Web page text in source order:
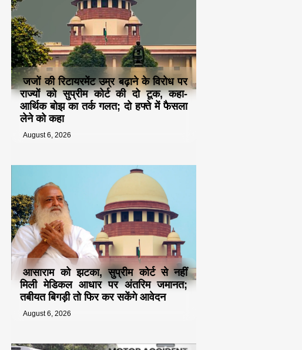
जजों की रिटायरमेंट उम्र बढ़ाने के विरोध पर
राज्यों को सुप्रीम कोर्ट की दो टूक, कहा-
आर्थिक बोझ का तर्क गलत; दो हफ्ते में फैसला
लेने को कहा
August 6, 2026
आसाराम को झटका, सुप्रीम कोर्ट से नहीं
मिली मेडिकल आधार पर अंतरिम जमानत;
तबीयत बिगड़ी तो फिर कर सकेंगे आवेदन
August 6, 2026